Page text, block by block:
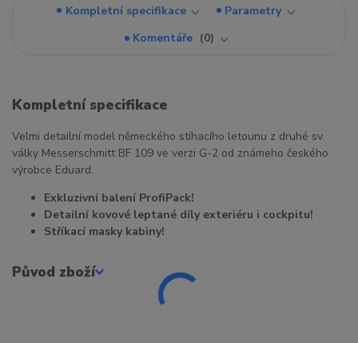
Kompletní specifikace
Parametry
Komentáře
0
Kompletní specifikace
Velmi detailní model německého stíhacího letounu z druhé sv.
války Messerschmitt BF 109 ve verzi G-2 od známeho českého
výrobce Eduard.
Exkluzivní balení ProfiPack!
Detailní kovové leptané díly exteriéru i cockpitu!
Stříkací masky kabiny!
Původ zboží